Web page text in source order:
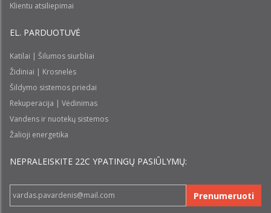
Klientu atsiliepimai
EL. PARDUOTUVĖ
Katilai | Šilumos siurbliai
Židiniai | Krosnelės
Šildymo sistemos priedai
Rekuperacija | Vėdinimas
Vandens ir nuotekų sistemos
Žalioji energetika
NEPRALEISKITE 22С YPATINGŲ PASIŪLYMŲ:
Prenumeruoti